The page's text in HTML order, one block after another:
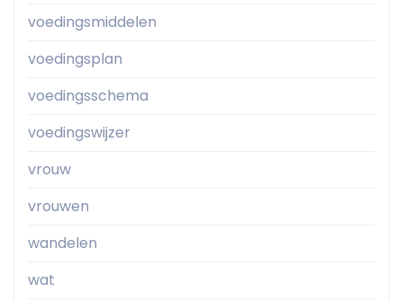
voedingsmiddelen
voedingsplan
voedingsschema
voedingswijzer
vrouw
vrouwen
wandelen
wat